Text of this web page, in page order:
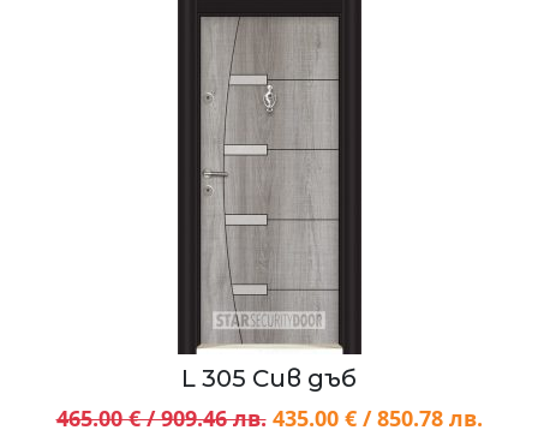
L 305 Сив дъб
465.00 € / 909.46 лв.435.00 € / 850.78 лв.